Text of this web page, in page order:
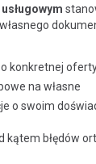
konkretnej
na własne
o swoim
kątem błędów